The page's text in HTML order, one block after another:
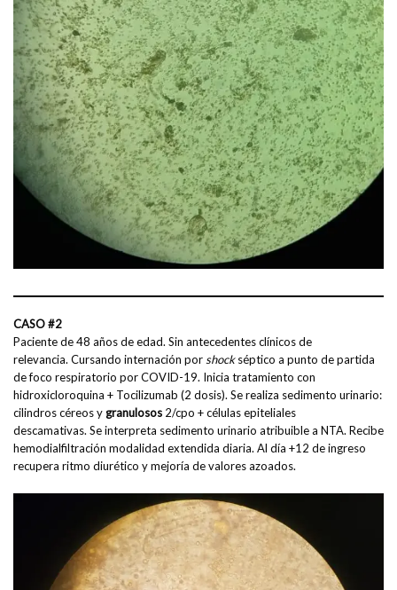
CASO #2
Paciente de 48 años de edad. Sin antecedentes clínicos de
relevancia. Cursando internación por shockséptico a punto de partida
de foco respiratorio por COVID-19. Inicia tratamiento con
hidroxicloroquina + Tocilizumab (2 dosis). Se realiza sedimento urinario:
cilindros céreos ygranulosos 2/cpo + células epiteliales
descamativas. Se interpreta sedimento urinario atribuible a NTA. Recibe
hemodialfiltración modalidad extendida diaria. Al día +12 de ingreso
recupera ritmo diurético y mejoría de valores azoados.